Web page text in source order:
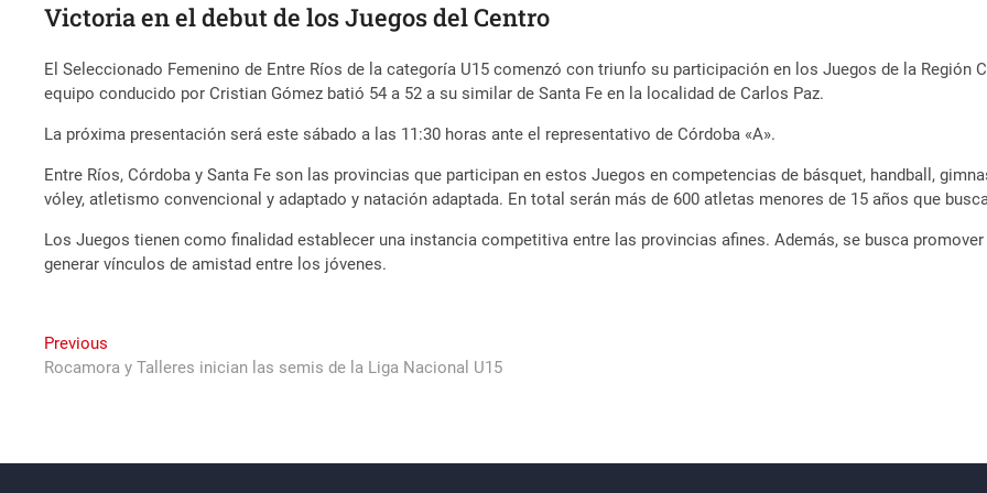
Victoria en el debut de los Juegos del Centro
El Seleccionado Femenino de Entre Ríos de la categoría U15 comenzó con triunfo su participación en los Juegos de la Región
equipo conducido por Cristian Gómez batió 54 a 52 a su similar de Santa Fe en la localidad de Carlos Paz.
La próxima presentación será este sábado a las 11:30 horas ante el representativo de Córdoba «A».
Entre Ríos, Córdoba y Santa Fe son las provincias que participan en estos Juegos en competencias de básquet, handball,
vóley, atletismo convencional y adaptado y natación adaptada. En total serán más de 600 atletas menores de 15 años que
Los Juegos tienen como finalidad establecer una instancia competitiva entre las provincias afines. Además, se busca
generar vínculos de amistad entre los jóvenes.
Navegación
de
Previous
post:
Rocamora y Talleres inician las semis de la Liga Nacional U15